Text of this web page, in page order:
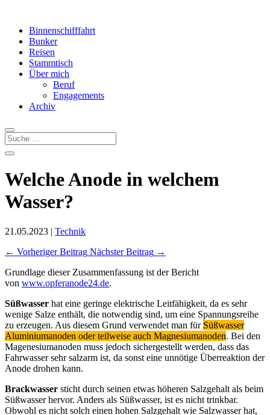
Binnenschifffahrt
Bunker
Reisen
Stammtisch
Über mich
Beruf
Engagements
Archiv
Welche Anode in welchem
Wasser?
21.05.2023 | Technik
← Vorheriger Beitrag Nächster Beitrag →
Grundlage dieser Zusammenfassung ist der Bericht
von www.opferanode24.de.
Süßwasser hat eine geringe elektrische Leitfähigkeit, da es sehr
wenige Salze enthält, die notwendig sind, um eine Spannungsreihe
zu erzeugen. Aus diesem Grund verwendet man für Süßwasser
Aluminiumanoden oder teilweise auch Magnesiumanoden. Bei den
Magenesiumanoden muss jedoch sichergestellt werden, dass das
Fahrwasser sehr salzarm ist, da sonst eine unnötige Überreaktion der
Anode drohen kann.
Brackwasser sticht durch seinen etwas höheren Salzgehalt als beim
Süßwasser hervor. Anders als Süßwasser, ist es nicht trinkbar.
Obwohl es nicht solch einen hohen Salzgehalt wie Salzwasser hat,